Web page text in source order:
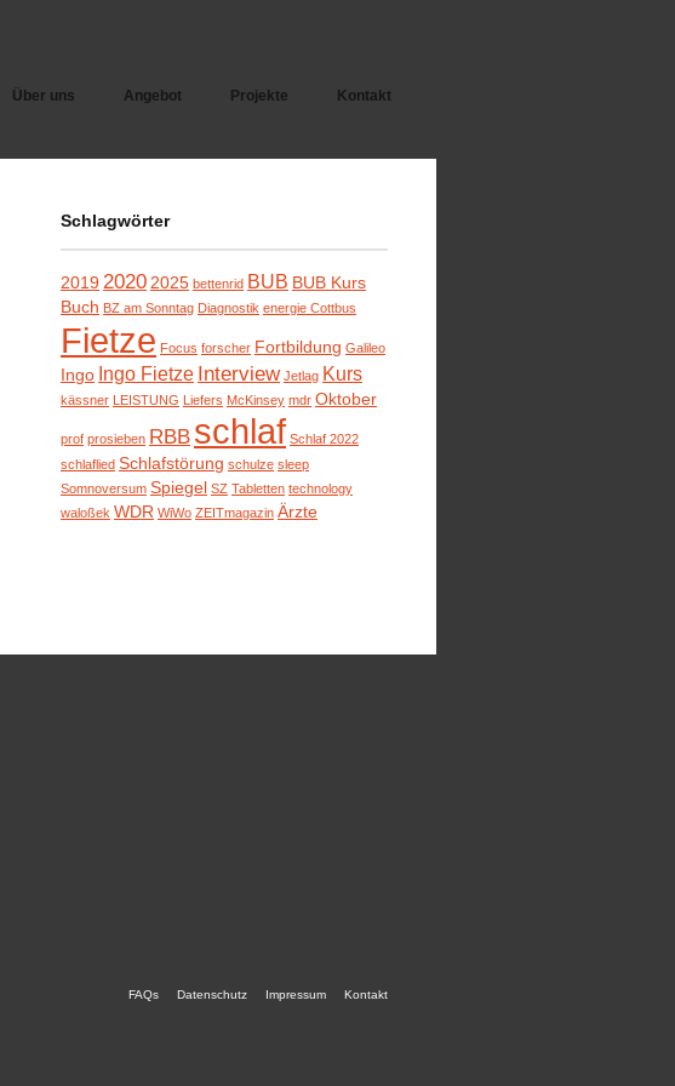
Über uns Angebot Projekte Kontakt
Schlagwörter
2019 2020 2025 bettenrid BUB BUB Kurs
Buch BZ am Sonntag Diagnostik energie Cottbus
Fietze Focus forscher Fortbildung Galileo
Ingo Ingo Fietze Interview Jetlag Kurs
kässner LEISTUNG Liefers McKinsey mdr Oktober
prof prosieben RBB schlaf Schlaf 2022
schlaflied Schlafstörung schulze sleep
Somnoversum Spiegel SZ Tabletten technology
waloßek WDR WiWo ZEITmagazin Ärzte
FAQs Datenschutz Impressum Kontakt